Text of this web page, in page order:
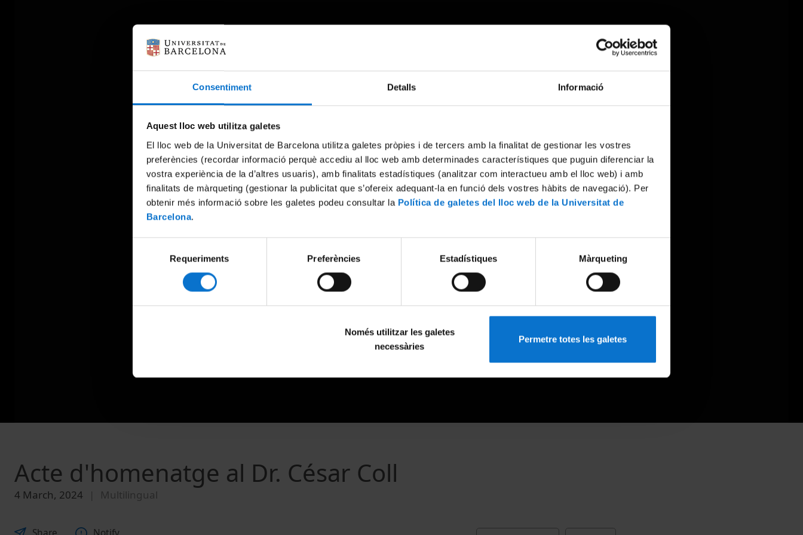
Consentiment Detalls Informació
Aquest lloc web utilitza galetes
El lloc web de la Universitat de Barcelona utilitza galetes pròpies i de tercers amb la finalitat de gestionar les vostres
preferències (recordar informació perquè accediu al lloc web amb determinades característiques que puguin diferenciar la
vostra experiència de la d’altres usuaris), amb finalitats estadístiques (analitzar com interactueu amb el lloc web) i amb
finalitats de màrqueting (gestionar la publicitat que s’ofereix adequant-la en funció dels vostres hàbits de navegació). Per
obtenir més informació sobre les galetes podeu consultar la Política de galetes del lloc web de la Universitat de
Barcelona.
consentiment
Requeriments Preferències Estadístiques Màrqueting
Només utilitzar les galetes
necessàries
Permetre totes les galetes
Try again
Acte d'homenatge al Dr. César Coll
4 March, 2024 Multilingual